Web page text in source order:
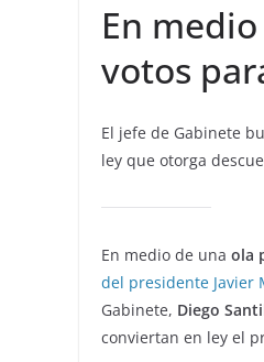
En
votos
El jefe de Gabinete
ley que otorga
En medio de una ola
del presidente Javier
Gabinete, Diego
conviertan en ley el